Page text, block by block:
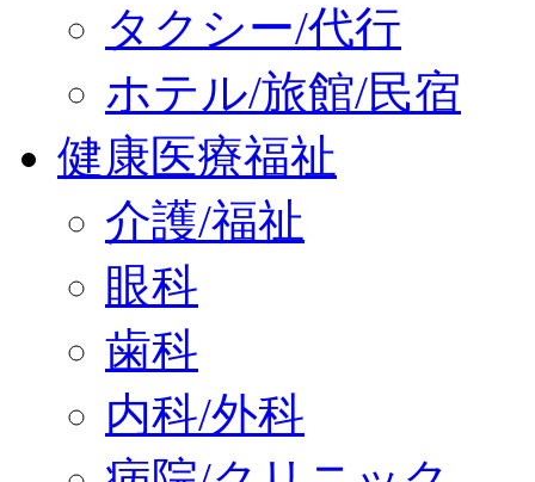
タクシー/代行
ホテル/旅館/民宿
健康医療福祉
介護/福祉
眼科
歯科
内科/外科